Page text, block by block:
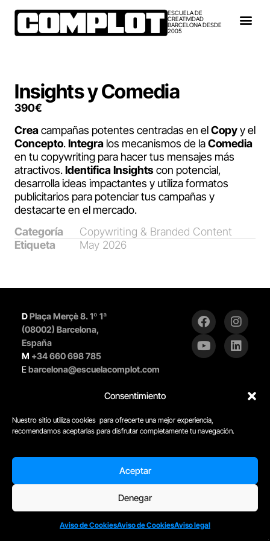
Consentimiento
Nuestro sitio utiliza cookies para ofrecerte una mejor experiencia,
recomendamos aceptarlas para disfrutar completamente tu navegación.
Aceptar
Denegar
Aviso de CookiesAviso de CookiesAviso legal
ESCUELA DE
CREATIVIDAD
BARCELONA DESDE
2005
Insights y Comedia
390€
Creacampañas potentes centradas en elCopyy el
Concepto.Integra los mecanismos de laComedia
en tu copywriting para hacer tus mensajes más
atractivos.IdentificaInsightscon potencial,
desarrolla ideas impactantes y utiliza formatos
publicitarios para potenciar tus campañas y
destacarte en el mercado.
Categoría
Copywriting & Branded Content
Etiqueta
May 2026
AÑADIR AL CARRITO
DPlaça Merçè 8. 1º 1ª
(08002) Barcelona,
España
M +34 660 698 785
Ebarcelona@escuelacomplot.com
© Complot Escuela de
Condiciones
generales
Aviso legal